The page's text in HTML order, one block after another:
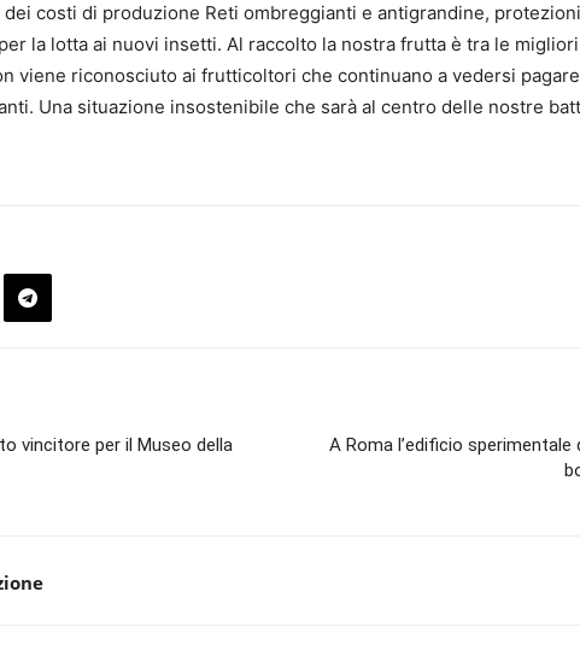
costi di produzione Reti ombreggianti e antigrandine,
la lotta ai nuovi insetti. Al raccolto la nostra frutta è tra le migliori
viene riconosciuto ai frutticoltori che continuano a vedersi
Una situazione insostenibile che sarà al centro delle nostre
vincitore per il Museo della
A Roma l’edificio